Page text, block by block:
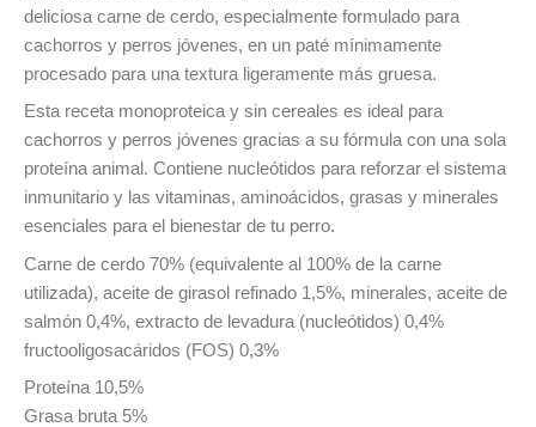
deliciosa carne de cerdo, especialmente formulado para
cachorros y perros jóvenes, en un paté mínimamente
procesado para una textura ligeramente más gruesa.
Esta receta monoproteica y sin cereales es ideal para
cachorros y perros jóvenes gracias a su fórmula con una sola
proteína animal. Contiene nucleótidos para reforzar el sistema
inmunitario y las vitaminas, aminoácidos, grasas y minerales
esenciales para el bienestar de tu perro.
Carne de cerdo 70% (equivalente al 100% de la carne
utilizada), aceite de girasol refinado 1,5%, minerales, aceite de
salmón 0,4%, extracto de levadura (nucleótidos) 0,4%
fructooligosacáridos (FOS) 0,3%
Proteína 10,5%
Grasa bruta 5%